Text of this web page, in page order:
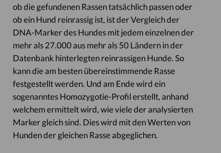
ob die gefundenen Rassen tatsächlich passen oder
ob ein Hund reinrassig ist, ist der Vergleich der
DNA-Marker des Hundes mit jedem einzelnen der
mehr als 27.000 aus mehr als 50 Ländern in der
Datenbank hinterlegten reinrassigen Hunde. So
kann die am besten übereinstimmende Rasse
festgestellt werden. Und am Ende wird ein
sogenanntes Homozygotie-Profil erstellt, anhand
welchem ermittelt wird, wie viele der analysierten
Marker gleich sind. Dies wird mit den Werten von
Hunden der gleichen Rasse abgeglichen.